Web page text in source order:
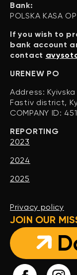
Bank:
POLSKA KASA
If you wish to
bank account
contact
URENEW PO
Address:
Fastiv district,
COMPANY ID:
REPORTING
2023
2024
2025
Privacy policy
JOIN OUR